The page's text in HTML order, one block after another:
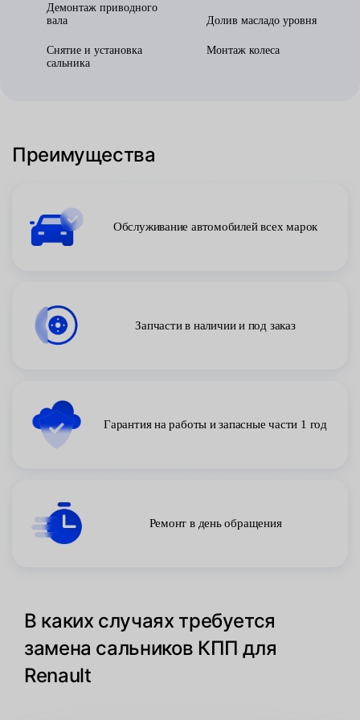
Демонтаж приводного
вала
Снятие и установка
сальника
Долив масладо уровня
Монтаж колеса
Преимущества
Обслуживание автомобилей всех марок
Запчасти в наличии и под заказ
Гарантия на работы и запасные части 1 год
Ремонт в день обращения
В каких случаях требуется
замена сальников КПП для
Renault